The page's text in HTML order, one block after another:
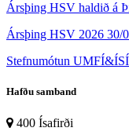
Ársþing HSV haldið á
Ársþing HSV 2026 30/
Stefnumótun UMFÍ&ÍSÍ
Hafðu samband
400 Ísafirði